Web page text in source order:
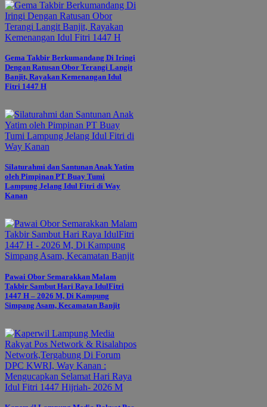
Gema Takbir Berkumandang Di Iringi
Dengan Ratusan Obor Terangi Langit
Banjit, Rayakan Kemenangan Idul
Fitri 1447 H
Silaturahmi dan Santunan Anak Yatim
oleh Pimpinan PT Buay Tumi
Lampung Jelang Idul Fitri di Way
Kanan
Pawai Obor Semarakkan Malam
Takbir Sambut Hari Raya IdulFitri
1447 H – 2026 M, Di Kampung
Simpang Asam, Kecamatan Banjit